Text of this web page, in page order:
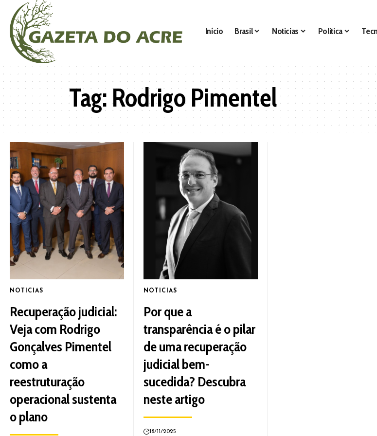
Início Brasil Noticias Politica
Tag:Rodrigo Pimentel
NOTICIAS
Recuperação judicial:
Veja com Rodrigo
Gonçalves Pimentel
como a
reestruturação
operacional sustenta
o plano
NOTICIAS
Por que a
transparência é o pilar
de uma recuperação
judicial bem-
sucedida? Descubra
neste artigo
18/11/2025